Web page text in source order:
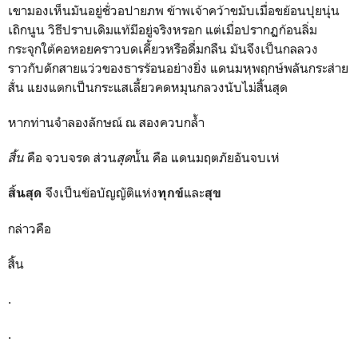
เขามองเห็นมันอยู่ชั่วอปายภพ ข้าพเจ้าคว้าขมับเมื่อขย้อนปุยนุ่น
เถิกนูน วิธีปราบเดิมแท้มีอยู่จริงหรอก แต่เมื่อปรากฏก้อนลิ่ม
กระจุกใต้คอหอยคราวบดเคี้ยวหรือดื่มกลืน มันจึงเป็นกลลวง
ราวกับดักสายแว่วของธารร้อนอย่างยิ่ง แดนมหฺพฤกษ์พลันกระส่าย
สั่น แยงแตกเป็นกระแสเลี้ยวคดหมุนกลวงนับไม่สิ้นสุด
หากท่านจำลองลักษณ์ ณ สองควบกล้ำ
สิ้น คือ จวบจรด ส่วนสุดนั้น คือ แดนมฤตภัยอันจบเห่
สิ้นสุด จึงเป็นข้อบัญญัติแห่งทุกข์และสุข
กล่าวคือ
สิ้น
.
.